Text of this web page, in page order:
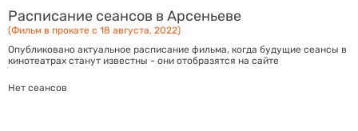
Расписание сеансов в Арсеньеве
(Фильм в прокате с 18 августа, 2022)
Опубликовано актуальное расписание фильма, когда будущие сеансы в
кинотеатрах станут известны - они отобразятся на сайте
Нет сеансов